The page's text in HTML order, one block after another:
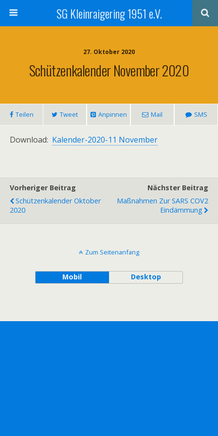
SG Kleinraigering 1951 e.V.
27. Oktober 2020
Schützenkalender November 2020
Teilen Tweet Anpinnen Mail SMS
Download: Kalender-2020-11 November
Vorheriger Beitrag
Schützenkalender Oktober
2020
Nächster Beitrag
Maßnahmen Zur SARS COV2
Eindämmung
Zum Seitenanfang
Mobil Desktop